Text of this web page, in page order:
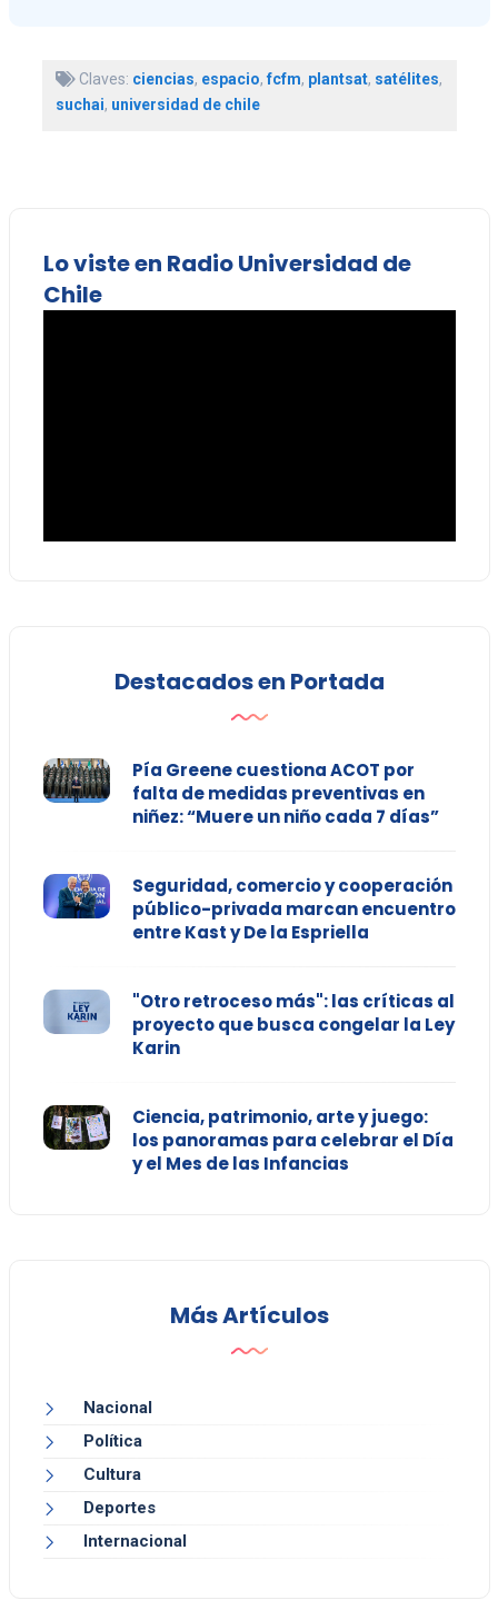
Claves: ciencias, espacio,fcfm, plantsat, satélites,
suchai, universidad de chile
Lo viste en Radio Universidad de
Chile
Destacados en Portada
Pía Greene cuestiona ACOT por
falta de medidas preventivas en
niñez: “Muere un niño cada 7 días”
Seguridad, comercio y cooperación
público-privada marcan encuentro
entre Kast y De la Espriella
"Otro retroceso más": las críticas al
proyecto que busca congelar la Ley
Karin
Ciencia, patrimonio, arte y juego:
los panoramas para celebrar el Día
y el Mes de las Infancias
Más Artículos
Nacional
Política
Cultura
Deportes
Internacional